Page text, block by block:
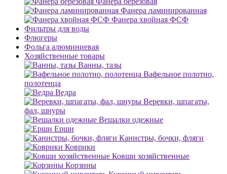
Фанера ламинированная
Фанера хвойная ФСФ
Фильтры для воды
Флюгеры
Фольга алюминиевая
Хозяйственные товары
Ванны, тазы
Вафельное полотно,
полотенца
Ведра
Веревки, шпагаты,
фал, шнуры
Вешалки одежные
Ерши
Канистры, бочки, фляги
Коврики
Ковши хозяйственные
Корзины